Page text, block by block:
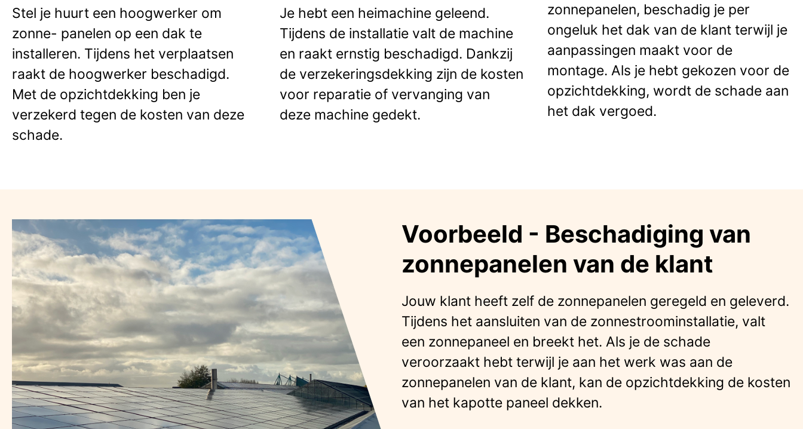
Stel je huurt een hoogwerker om
zonne- panelen op een dak te
installeren. Tijdens het verplaatsen
raakt de hoogwerker beschadigd.
Met de opzichtdekking ben je
verzekerd tegen de kosten van deze
schade.
Je hebt een heimachine geleend.
Tijdens de installatie valt de machine
en raakt ernstig beschadigd. Dankzij
de verzekeringsdekking zijn de kosten
voor reparatie of vervanging van
deze machine gedekt.
zonnepanelen, beschadig je per
ongeluk het dak van de klant terwijl je
aanpassingen maakt voor de
montage. Als je hebt gekozen voor de
opzichtdekking, wordt de schade aan
het dak vergoed.
Voorbeeld - Beschadiging van
zonnepanelen van de klant
Jouw klant heeft zelf de zonnepanelen geregeld en geleverd.
Tijdens het aansluiten van de zonnestroominstallatie, valt
een zonnepaneel en breekt het. Als je de schade
veroorzaakt hebt terwijl je aan het werk was aan de
zonnepanelen van de klant, kan de opzichtdekking de kosten
van het kapotte paneel dekken.